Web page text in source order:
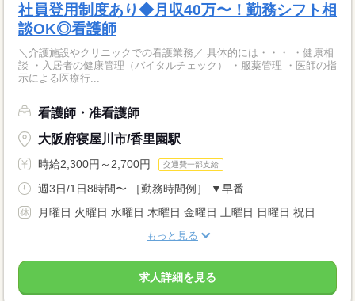
社員登用制度あり◆月収40万〜！勤務シフト相
談OK◎看護師
＼介護施設やクリニックでの看護業務／ 具体的には・・・ ・健康相
談 ・入居者の健康管理（バイタルチェック） ・服薬管理 ・医師の指
示による医療行...
看護師・准看護師
大阪府寝屋川市/香里園駅
時給2,300円～2,700円 交通費一部支給
週3日/1日8時間〜 ［勤務時間例］ ▼早番...
月曜日 火曜日 水曜日 木曜日 金曜日 土曜日 日曜日 祝日
もっと見る
求人詳細を見る